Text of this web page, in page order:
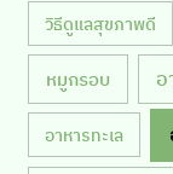
วิธีดูแลสุขภาพดี
หมูกรอบ อ
อาหารทะเล